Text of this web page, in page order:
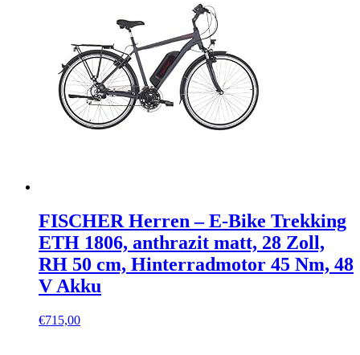
FISCHER Herren – E-Bike Trekking
ETH 1806, anthrazit matt, 28 Zoll,
RH 50 cm, Hinterradmotor 45 Nm, 48
V Akku
€715,00